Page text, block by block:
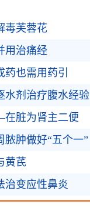
毒芙蓉花
用治痛经
药也需用药引
水剂治疗腹水经验
脏为肾主二便
脓肿做好“五个一”
黄芪
治变应性鼻炎